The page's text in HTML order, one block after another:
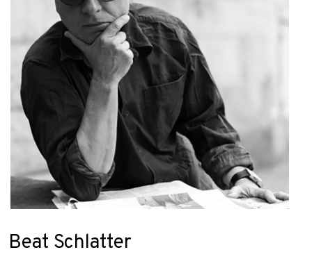
Beat Schlatter